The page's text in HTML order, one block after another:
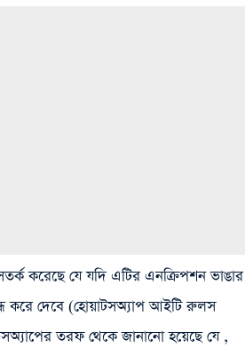
করেছে যে যদি এটির এনক্রিপশন ভাঙার
করে দেবে (হোয়াটসঅ্যাপ আইটি রুলস
তরফ থেকে জানানো হয়েছে যে ,